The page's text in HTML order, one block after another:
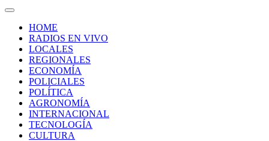
HOME
RADIOS EN VIVO
LOCALES
REGIONALES
ECONOMÍA
POLICIALES
POLÍTICA
AGRONOMÍA
INTERNACIONAL
TECNOLOGÍA
CULTURA